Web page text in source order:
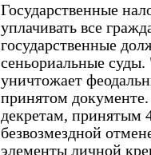
Государственные
уплачивать все
государственные
сеньориальные
уничтожает
принятом документе.
декретам, принятым
безвозмездной
элементы личной